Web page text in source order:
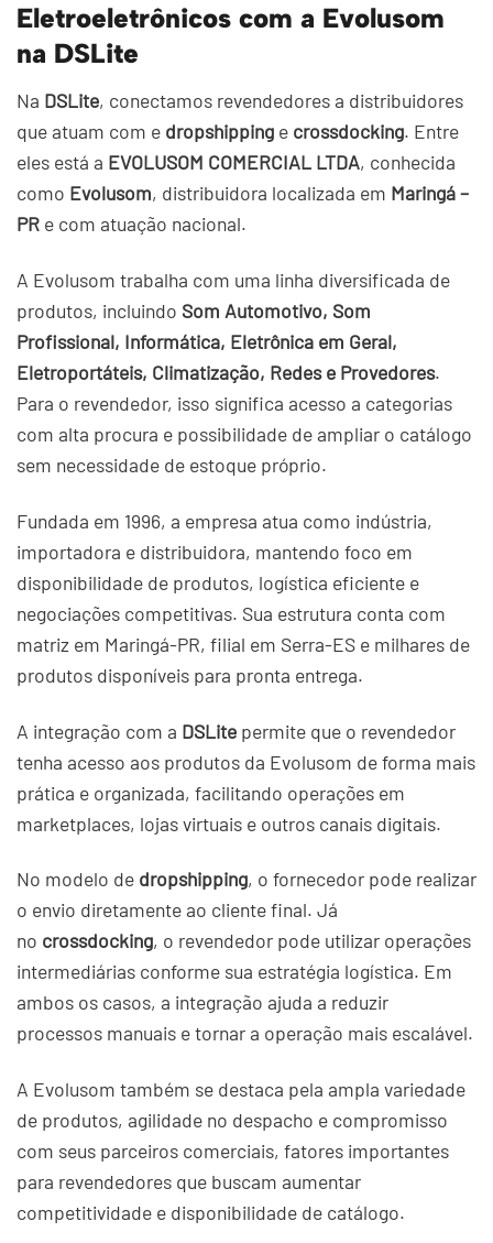
Eletroeletrônicos com a Evolusom
na DSLite
Na DSLite, conectamos revendedores a distribuidores
que atuam com e dropshipping e crossdocking. Entre
eles está a EVOLUSOM COMERCIAL LTDA, conhecida
como Evolusom, distribuidora localizada em Maringá –
PR e com atuação nacional.
A Evolusom trabalha com uma linha diversificada de
produtos, incluindo Som Automotivo, Som
Profissional, Informática, Eletrônica em Geral,
Eletroportáteis, Climatização, Redes e Provedores.
Para o revendedor, isso significa acesso a categorias
com alta procura e possibilidade de ampliar o catálogo
sem necessidade de estoque próprio.
Fundada em 1996, a empresa atua como indústria,
importadora e distribuidora, mantendo foco em
disponibilidade de produtos, logística eficiente e
negociações competitivas. Sua estrutura conta com
matriz em Maringá-PR, filial em Serra-ES e milhares de
produtos disponíveis para pronta entrega.
A integração com a DSLite permite que o revendedor
tenha acesso aos produtos da Evolusom de forma mais
prática e organizada, facilitando operações em
marketplaces, lojas virtuais e outros canais digitais.
No modelo de dropshipping, o fornecedor pode realizar
o envio diretamente ao cliente final. Já
no crossdocking, o revendedor pode utilizar operações
intermediárias conforme sua estratégia logística. Em
ambos os casos, a integração ajuda a reduzir
processos manuais e tornar a operação mais escalável.
A Evolusom também se destaca pela ampla variedade
de produtos, agilidade no despacho e compromisso
com seus parceiros comerciais, fatores importantes
para revendedores que buscam aumentar
competitividade e disponibilidade de catálogo.